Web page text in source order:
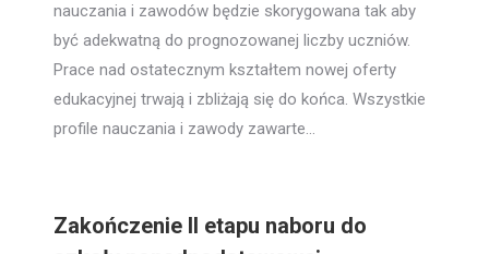
nauczania i zawodów będzie skorygowana tak aby
być adekwatną do prognozowanej liczby uczniów.
Prace nad ostatecznym kształtem nowej oferty
edukacyjnej trwają i zbliżają się do końca. Wszystkie
profile nauczania i zawody zawarte…
Zakończenie II etapu naboru do